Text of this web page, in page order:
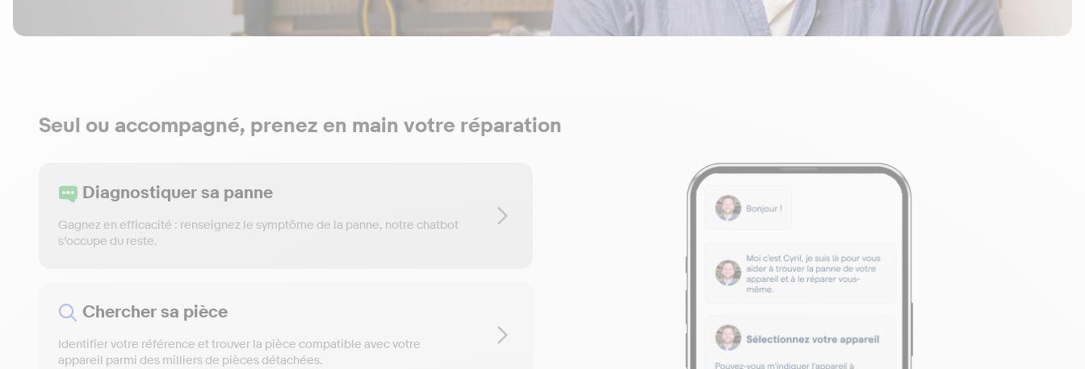
Seul ou accompagné, prenez en main votre réparation
Diagnostiquer sa panne
Gagnez en efficacité : renseignez le symptôme de la panne, notre chatbot
s’occupe du reste.
Chercher sa pièce
Identifier votre référence et trouver la pièce compatible avec votre
appareil parmi des milliers de pièces détachées.